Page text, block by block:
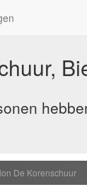
De Korenschuur